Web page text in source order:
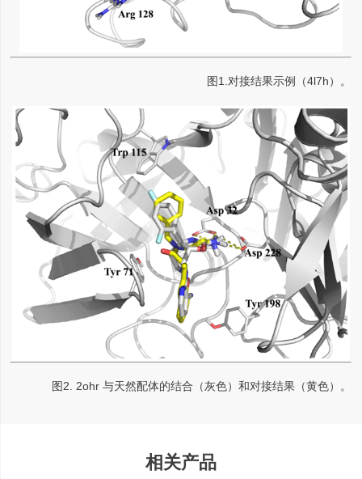
图1.对接结果示例（4l7h）。
图2. 2ohr 与天然配体的结合（灰色）和对接结果（黄色）。
相关产品